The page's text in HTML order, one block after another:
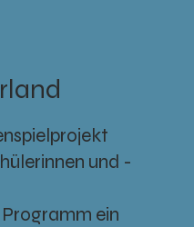
und -
ein